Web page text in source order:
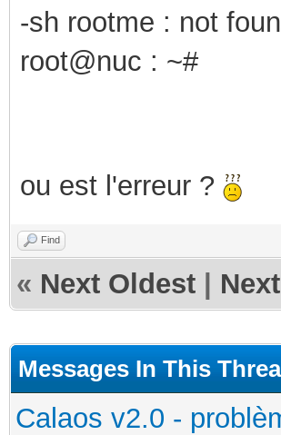
-sh rootme : not
root@nuc : ~#
ou est l'erreur ?
Find
« Next Oldest
Messages In This
Calaos v2.0 -